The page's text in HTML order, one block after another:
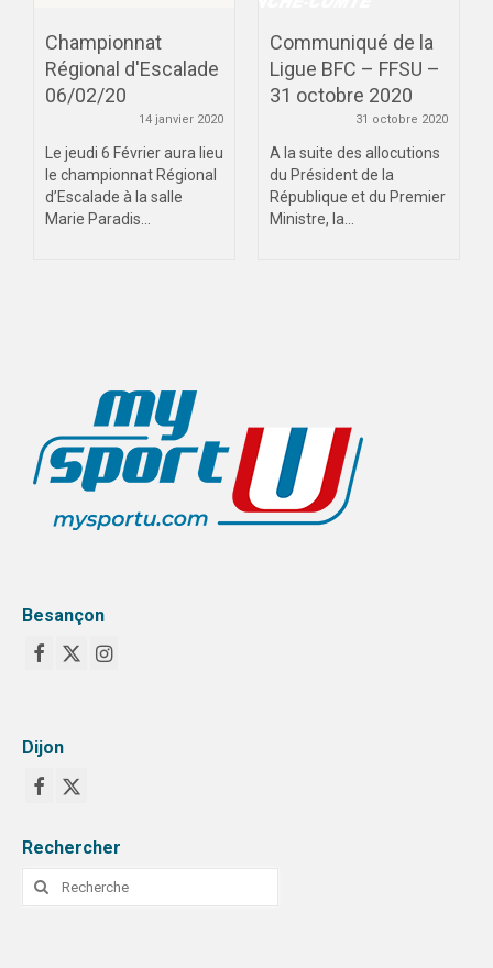
Championnat
Régional d'Escalade
06/02/20
14 janvier 2020
Le jeudi 6 Février aura lieu
le championnat Régional
d’Escalade à la salle
Marie Paradis...
Communiqué de la
Ligue BFC – FFSU –
31 octobre 2020
31 octobre 2020
A la suite des allocutions
du Président de la
République et du Premier
Ministre, la...
Besançon
Dijon
Rechercher
Rechercher